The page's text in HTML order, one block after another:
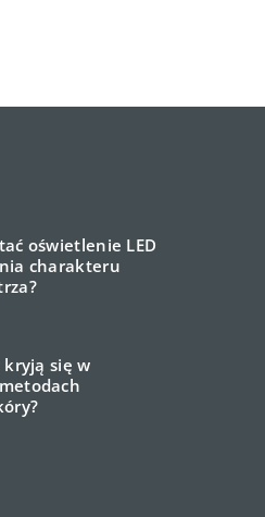
oświetlenie LED
charakteru
kryją się w